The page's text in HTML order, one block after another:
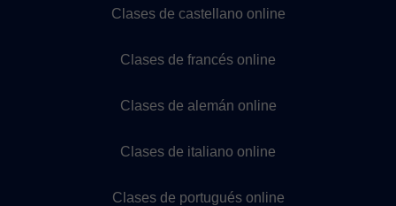
Clases de castellano online
Clases de francés online
Clases de alemán online
Clases de italiano online
Clases de portugués online